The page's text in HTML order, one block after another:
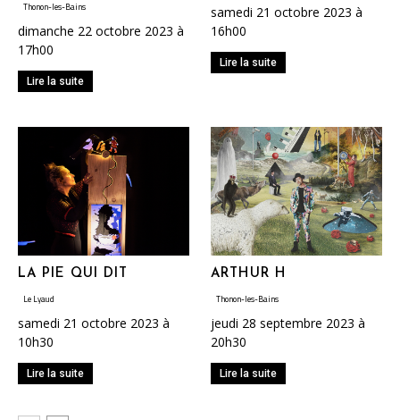
Thonon-les-Bains
dimanche 22 octobre 2023 à
17h00
Lire la suite
samedi 21 octobre 2023 à
16h00
Lire la suite
LA PIE QUI DIT
Le Lyaud
samedi 21 octobre 2023 à
10h30
Lire la suite
ARTHUR H
Thonon-les-Bains
jeudi 28 septembre 2023 à
20h30
Lire la suite